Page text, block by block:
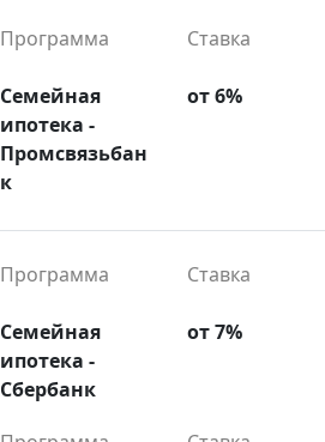
Программа Ставка
Семейная
ипотека -
Промсвязьбан
к
от 6%
Программа Ставка
Семейная
ипотека -
Сбербанк
от 7%